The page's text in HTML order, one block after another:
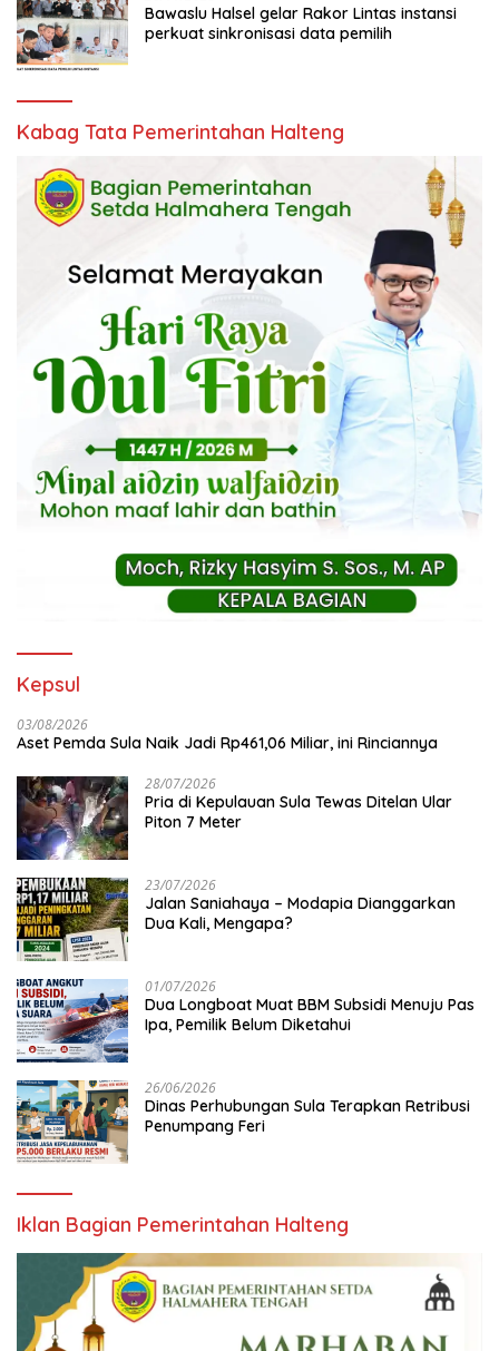
Bawaslu Halsel gelar Rakor Lintas instansi
perkuat sinkronisasi data pemilih
Kabag Tata Pemerintahan Halteng
Kepsul
03/08/2026
Aset Pemda Sula Naik Jadi Rp461,06 Miliar, ini Rinciannya
28/07/2026
Pria di Kepulauan Sula Tewas Ditelan Ular
Piton 7 Meter
23/07/2026
Jalan Saniahaya – Modapia Dianggarkan
Dua Kali, Mengapa?
01/07/2026
Dua Longboat Muat BBM Subsidi Menuju Pas
Ipa, Pemilik Belum Diketahui
26/06/2026
Dinas Perhubungan Sula Terapkan Retribusi
Penumpang Feri
Iklan Bagian Pemerintahan Halteng